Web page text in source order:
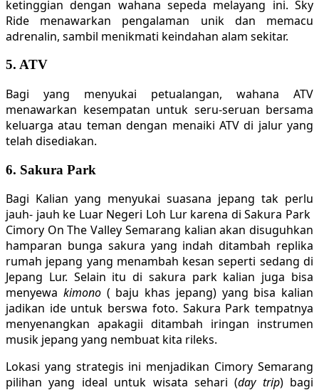
ketinggian dengan wahana sepeda melayang ini. Sky
Ride menawarkan pengalaman unik dan memacu
adrenalin, sambil menikmati keindahan alam sekitar.
5. ATV
Bagi yang menyukai petualangan, wahana ATV
menawarkan kesempatan untuk seru-seruan bersama
keluarga atau teman dengan menaiki ATV di jalur yang
telah disediakan.
6. Sakura Park
Bagi Kalian yang menyukai suasana jepang tak perlu
jauh- jauh ke Luar Negeri Loh Lur karena di Sakura Park
Cimory On The Valley Semarang kalian akan disuguhkan
hamparan bunga sakura yang indah ditambah replika
rumah jepang yang menambah kesan seperti sedang di
Jepang Lur. Selain itu di sakura park kalian juga bisa
menyewa kimono( baju khas jepang) yang bisa kalian
jadikan ide untuk berswa foto. Sakura Park tempatnya
menyenangkan apakagii ditambah iringan instrumen
musik jepang yang nembuat kita rileks.
Lokasi yang strategis ini menjadikan Cimory Semarang
pilihan yang ideal untuk wisata sehari (day trip) bagi